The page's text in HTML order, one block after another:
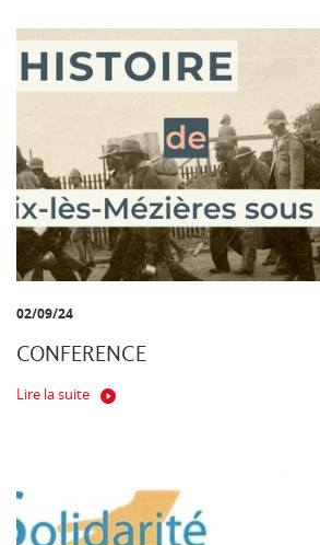
02/09/24
CONFERENCE
Lire la suite